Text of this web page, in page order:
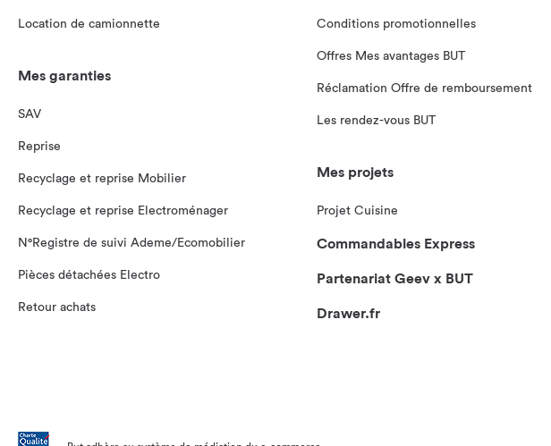
Location de camionnette
Mes garanties
SAV
Reprise
Recyclage et reprise Mobilier
Recyclage et reprise Electroménager
N°Registre de suivi Ademe/Ecomobilier
Pièces détachées Electro
Retour achats
Conditions promotionnelles
Offres Mes avantages BUT
Réclamation Offre de remboursement
Les rendez-vous BUT
Mes projets
Projet Cuisine
Commandables Express
Partenariat Geev x BUT
Drawer.fr